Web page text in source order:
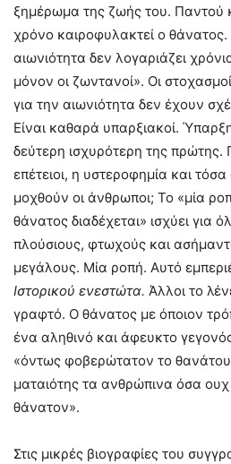
ξημέρωμα της ζωής του. Παντού
χρόνο καιροφυλακτεί ο
αιωνιότητα δεν λογαριάζει
μόνον οι ζωντανοί». Οι
για την αιωνιότητα δεν έχουν
Είναι καθαρά υπαρξιακοί.
δεύτερη ισχυρότερη της πρώτης.
επέτειοι, η υστεροφημία και
μοχθούν οι άνθρωποι; Το «μία
θάνατος διαδέχεται» ισχύει για
πλούσιους, φτωχούς και
μεγάλους. Μία ροπή. Αυτό
Ιστορικού ενεστώτα. Άλλοι το
γραφτό. Ο θάνατος με όποιον
ένα αληθινό και άφευκτο
«όντως φοβερώτατον το
ματαιότης τα ανθρώπινα όσα
θάνατον».
Στις μικρές βιογραφίες του